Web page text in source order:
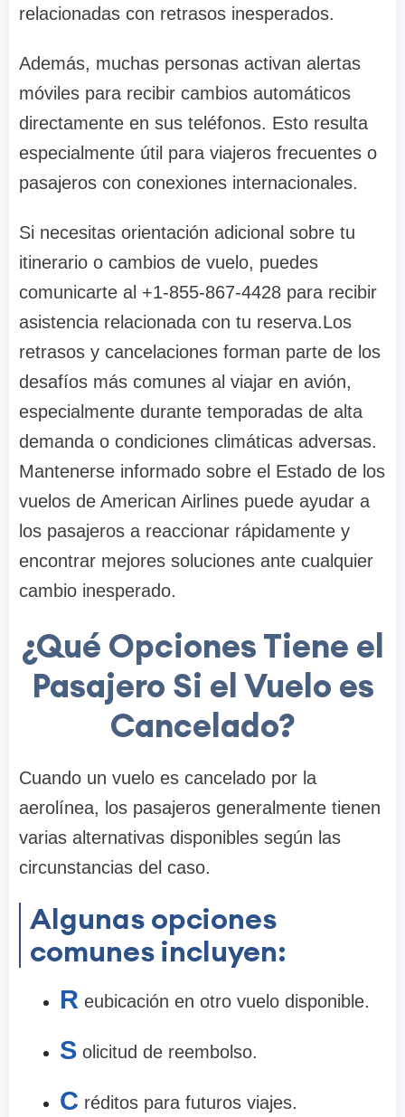
relacionadas con retrasos inesperados.
Además, muchas personas activan alertas
móviles para recibir cambios automáticos
directamente en sus teléfonos. Esto resulta
especialmente útil para viajeros frecuentes o
pasajeros con conexiones internacionales.
Si necesitas orientación adicional sobre tu
itinerario o cambios de vuelo, puedes
comunicarte al +1-855-867-4428 para recibir
asistencia relacionada con tu reserva.Los
retrasos y cancelaciones forman parte de los
desafíos más comunes al viajar en avión,
especialmente durante temporadas de alta
demanda o condiciones climáticas adversas.
Mantenerse informado sobre el Estado de los
vuelos de American Airlines puede ayudar a
los pasajeros a reaccionar rápidamente y
encontrar mejores soluciones ante cualquier
cambio inesperado.
¿Qué Opciones Tiene el
Pasajero Si el Vuelo es
Cancelado?
Cuando un vuelo es cancelado por la
aerolínea, los pasajeros generalmente tienen
varias alternativas disponibles según las
circunstancias del caso.
Algunas opciones
comunes incluyen:
R eubicación en otro vuelo disponible.
S olicitud de reembolso.
C réditos para futuros viajes.